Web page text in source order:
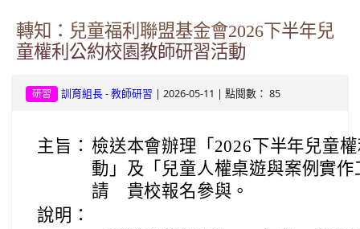
轉知：兒童福利聯盟基金會2026下半年兒
童權利公約校園教師研習活動
研習 訓育組長- 教師研習 | 2026-05-11 | 點閱數： 85
主旨： 檢送本會辦理「2026下半年兒童
動」及「兒童人權桌遊與案例實
請 貴校報名參與。
說明：